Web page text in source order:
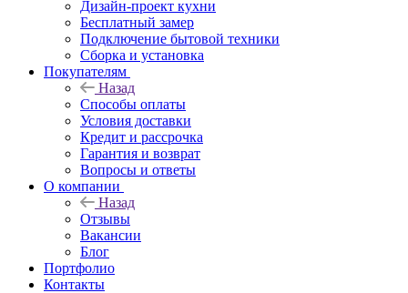
Дизайн-проект кухни
Бесплатный замер
Подключение бытовой техники
Сборка и установка
Покупателям
Назад
Способы оплаты
Условия доставки
Кредит и рассрочка
Гарантия и возврат
Вопросы и ответы
О компании
Назад
Отзывы
Вакансии
Блог
Портфолио
Контакты